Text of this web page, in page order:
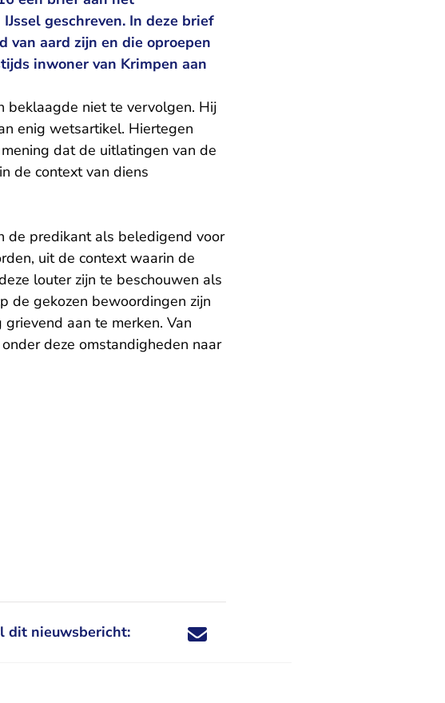
geschreven. In deze brief
aard zijn en die oproepen
inwoner van Krimpen aan
beklaagde niet te vervolgen. Hij
enig wetsartikel. Hiertegen
dat de uitlatingen van de
de context van diens
de predikant als beledigend voor
uit de context waarin de
louter zijn te beschouwen als
de gekozen bewoordingen zijn
aan te merken. Van
deze omstandigheden naar
dit nieuwsbericht: Deel dit nieuwsbericht via X - U verlaat
Deel dit nieuwsbericht via Facebook - U
Deel dit nieuwsbericht via e-mail
Deel dit nieuwsbericht via LinkedIn - U